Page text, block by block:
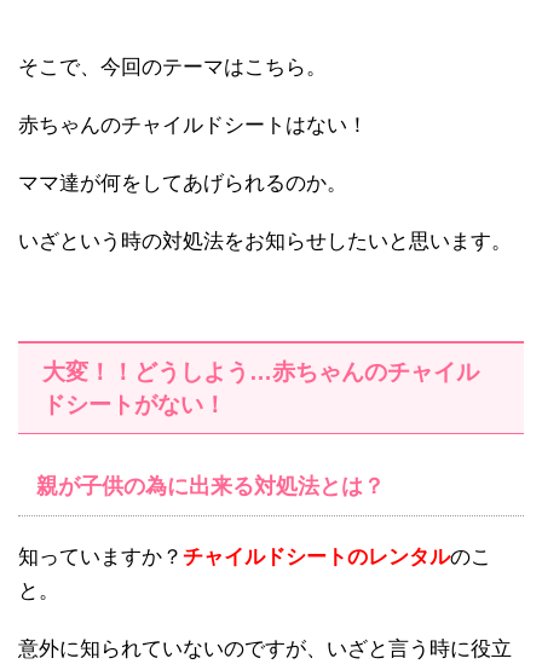
そこで、今回のテーマはこちら。
赤ちゃんのチャイルドシートはない！
ママ達が何をしてあげられるのか。
いざという時の対処法をお知らせしたいと思います。
大変！！どうしよう…赤ちゃんのチャイル
ドシートがない！
親が子供の為に出来る対処法とは？
知っていますか？ チャイルドシートのレンタルのこ
と。
意外に知られていないのですが、いざと言う時に役立